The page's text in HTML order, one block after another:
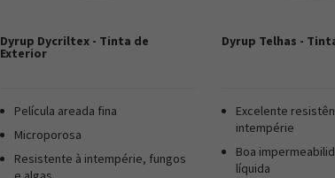
Dyrup Dycriltex - Tinta de
Exterior
Película areada fina
Microporosa
Resistente à intempérie, fungos
Dyrup Telhas -
Excelente
intempérie
Boa
líquida